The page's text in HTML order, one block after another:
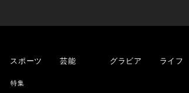
スポーツ
特集
芸能 グラビア ライフ